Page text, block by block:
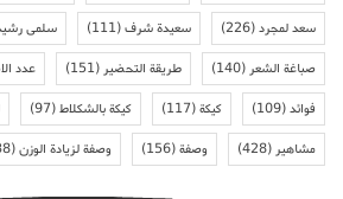
سعد لمجرد(226) سعيدة شرف(111) سلمى
صباغة الشعر(140) طريقة التحضير(151) عدد
فوائد(109) كيكة(117) كيكة بالشكلاط(97)
مشاهير(428) وصفة(156) وصفة لزيادة الوزن(138)